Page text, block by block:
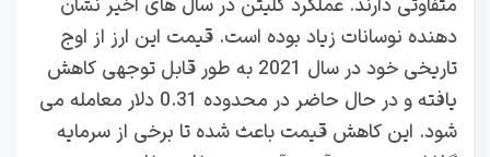
متفاوتی دارند. عملکرد کلیتن در سال‌ های اخیر نشان‌
دهنده نوسانات زیاد بوده است. قیمت این ارز از اوج
تاریخی خود در سال 2021 به طور قابل توجهی کاهش
یافته و در حال حاضر در محدوده 0.31 دلار معامله می‌
شود. این کاهش قیمت باعث شده تا برخی از سرمایه‌